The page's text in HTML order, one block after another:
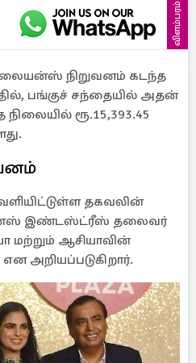
விளம்பரம்
நிறுவனம் கடந்த
பங்குச் சந்தையில் அதன்
ரூ.15,393.45
தகவலின்
இண்டஸ்ட்ரீஸ் தலைவர்
மற்றும் ஆசியாவின்
அறியப்படுகிறார்.